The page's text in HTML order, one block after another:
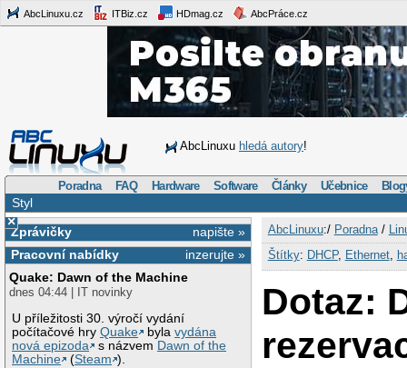
AbcLinuxu.cz ITBiz.cz HDmag.cz AbcPráce.cz
AbcLinuxu hledá autory!
Poradna FAQ Hardware Software Články Učebnice
Styl
×
napište »
Zprávičky
inzerujte »
Pracovní nabídky
Quake: Dawn of the Machine
dnes 04:44 | IT novinky
U příležitosti 30. výročí vydání
počítačové hryQuake bylavydána
nová epizoda
s názvem Dawn of the
Machine
(Steam ).
AbcLinuxu:/ Poradna/
Štítky: DHCP, Ethernet,
Dotaz: